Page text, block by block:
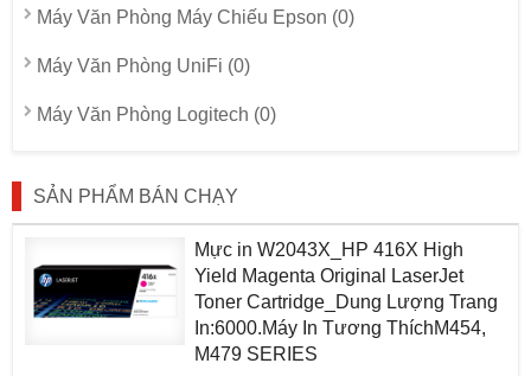
Máy Văn Phòng Máy Chiếu Epson (0)
Máy Văn Phòng UniFi (0)
Máy Văn Phòng Logitech (0)
SẢN PHẨM BÁN CHẠY
Mực in W2043X_HP 416X High
Yield Magenta Original LaserJet
Toner Cartridge_Dung Lượng Trang
In:6000.Máy In Tương ThíchM454,
M479 SERIES